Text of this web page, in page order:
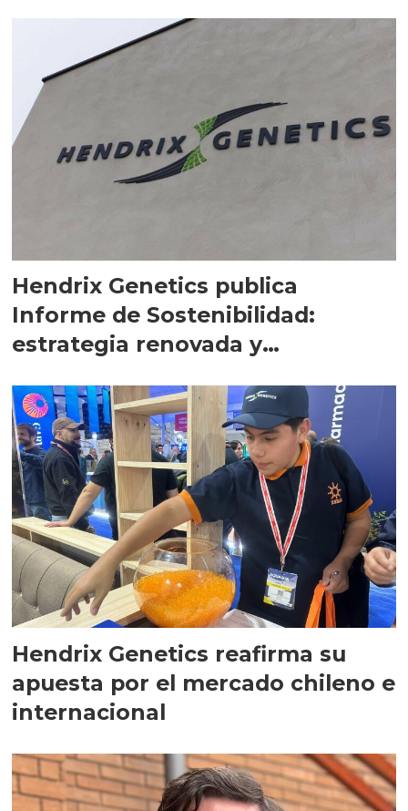
Hendrix Genetics publica
Informe de Sostenibilidad:
estrategia renovada y
Hendrix Genetics reafirma su
apuesta por el mercado chileno e
internacional